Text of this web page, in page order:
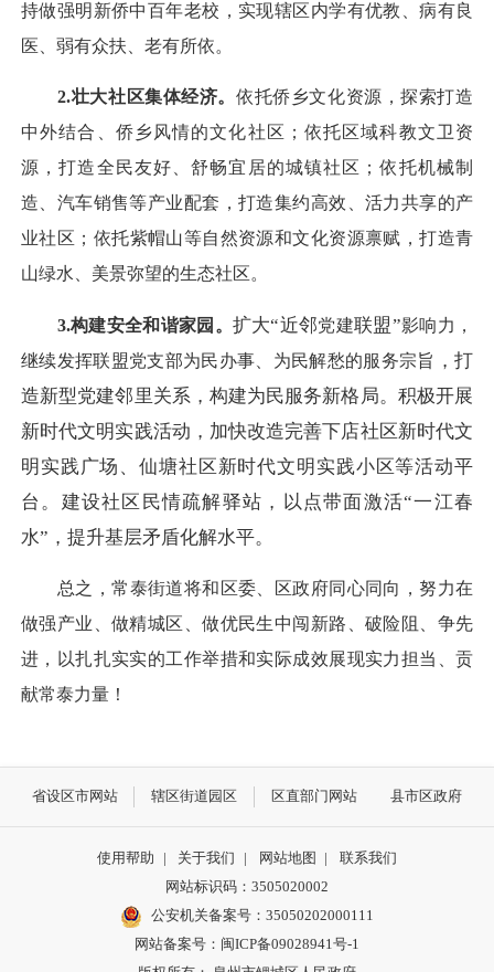
持做强明新侨中百年老校，实现辖区内学有优教、病有良
医、弱有众扶、老有所依。
2.壮大社区集体经济。依托侨乡文化资源，探索打造
中外结合、侨乡风情的文化社区；依托区域科教文卫资
源，打造全民友好、舒畅宜居的城镇社区；依托机械制
造、汽车销售等产业配套，打造集约高效、活力共享的产
业社区；依托紫帽山等自然资源和文化资源禀赋，打造青
山绿水、美景弥望的生态社区。
3.构建安全和谐家园。 扩大“近邻党建联盟”影响力 ，
继续发挥联盟党支部为民办事、为民解愁的服务宗旨 ，打
造新型党建邻里关系，构建为民服务新格局。积极开展
新时代文明实践活动，加快改造完善下店社区新时代文
明实践广场、仙塘社区新时代文明实践小区等活动平
台。建设社区民情疏解驿站，以点带面激活“一江春
水”，提升基层矛盾化解水平。
总之，常泰街道将和区委、区政府同心同向，努力在
做强产业、做精城区、做优民生中闯新路、破险阻、争先
进，以扎扎实实的工作举措和实际成效展现实力担当、贡
献常泰力量！
省设区市网站 辖区街道园区 区直部门网站 县市区政府
使用帮助 | 关于我们 | 网站地图 |
联系我们
网站标识码：3505020002
公安机关备案号：35050202000111
网站备案号：闽ICP备09028941号-1